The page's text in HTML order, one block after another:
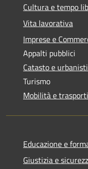
Cultura e tempo
Vita lavorativa
Imprese e
Appalti pubblici
Catasto e
Turismo
Mobilità e trasporti
Educazione e
Giustizia e